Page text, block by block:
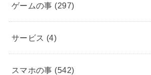
ゲームの事 (297)
サービス (4)
スマホの事 (542)